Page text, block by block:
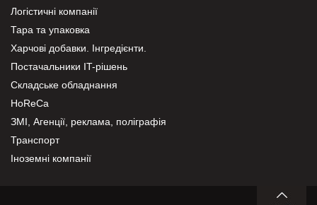
Логістичні компанії
Тара та упаковка
Харчові добавки. Інгредієнти.
Постачальники IT-рішень
Складське обладнання
HoReCa
ЗМІ, Агенції, реклама, поліграфія
Транспорт
Іноземні компанії